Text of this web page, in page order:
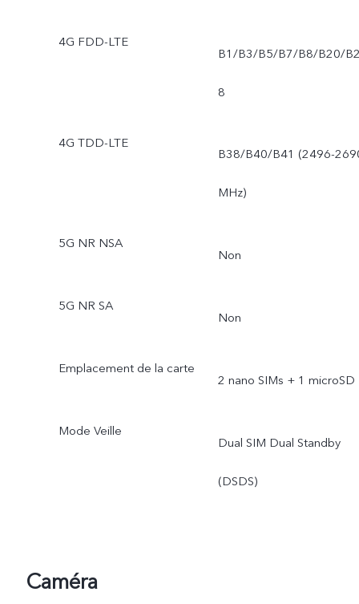
4G FDD-LTE
B1/B3/B5/B7/B8/B20/
8
4G TDD-LTE
B38/B40/B41 (2496-
MHz)
5G NR NSA
Non
5G NR SA
Non
Emplacement de la carte
2 nano SIMs + 1 microSD
Mode Veille
Dual SIM Dual Standby
(DSDS)
Caméra